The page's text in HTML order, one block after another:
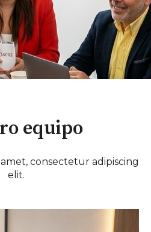
equipo
consectetur adipiscing
elit.